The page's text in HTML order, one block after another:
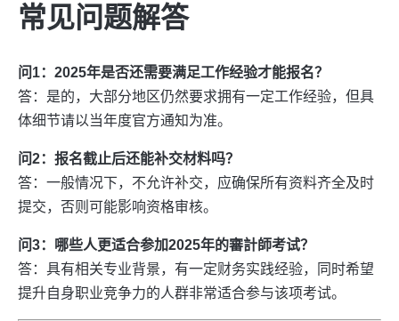
常见问题解答
问1：2025年是否还需要满足工作经验才能报名？
答：是的，大部分地区仍然要求拥有一定工作经验，但具
体细节请以当年度官方通知为准。
问2：报名截止后还能补交材料吗？
答：一般情况下，不允许补交，应确保所有资料齐全及时
提交，否则可能影响资格审核。
问3：哪些人更适合参加2025年的審計師考试？
答：具有相关专业背景，有一定财务实践经验，同时希望
提升自身职业竞争力的人群非常适合参与该项考试。